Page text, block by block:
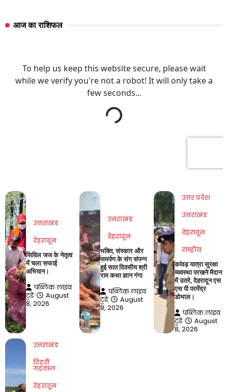
आज का राशिफल
उत्तराखंड
देहरादून
सिविल जज के नेतृत्व
में चला सफाई
अभियान।
पब्लिक लाइव
टुडे
August
8, 2026
उत्तराखंड
देहरादून
भक्ति, संस्कार और
समर्पण के संग संपन्न
हुई सात दिवसीय श्री
राम कथा ज्ञान गंगा
पब्लिक लाइव
टुडे
August
8, 2026
उत्तर प्रदेश
उत्तराखंड
देहरादून
राष्ट्रीय
कांवड़ यात्रा सुरक्षा
व्यवस्था परखने मैदान
में उतरे, देहरादून एस
एस पी परमेंद्र
डोभाल।
पब्लिक लाइव
टुडे
August
8, 2026
उत्तराखंड
टिहरी
गढ़वाल
देहरादून